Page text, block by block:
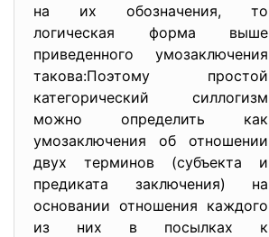
на их обозначения, то
логическая форма выше
приведенного умозаключения
такова:Поэтому простой
категорический силлогизм
можно определить как
умозаключения об отношении
двух терминов (субъекта и
предиката заключения) на
основании отношения каждого
из них в посылках к